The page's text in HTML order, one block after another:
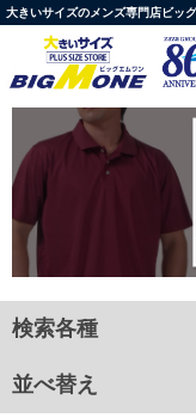
大きいサイズのメンズ専門店ビッ
検索各種
並べ替え